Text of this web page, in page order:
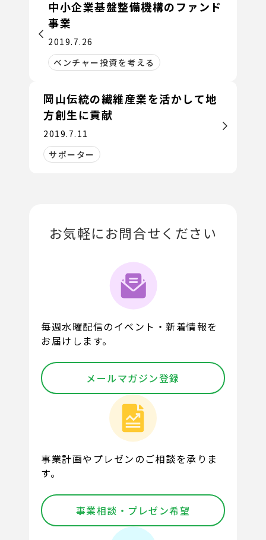
中小企業基盤整備機構のファンド
事業
2019.7.26
ベンチャー投資を考える
岡山伝統の繊維産業を活かして地
方創生に貢献
2019.7.11
サポーター
お気軽にお問合せください
毎週水曜配信のイベント・新着情報を
お届けします。
メールマガジン登録
事業計画やプレゼンのご相談を承りま
す。
事業相談・プレゼン希望